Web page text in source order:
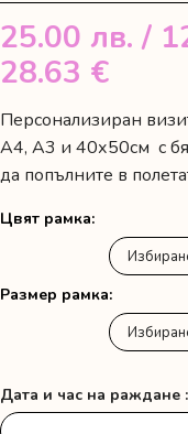
25.00 лв. /
28.63 €
/
/
Персонализиран
А4, А3 и 40х50см с
да попълните в
Цвят рамка
Размер рамка
Дата и час на раждане